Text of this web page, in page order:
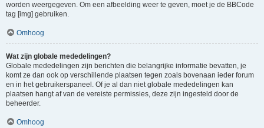
worden weergegeven. Om een afbeelding weer te geven, moet je de BBCode
tag [img] gebruiken.
Omhoog
Wat zijn globale mededelingen?
Globale mededelingen zijn berichten die belangrijke informatie bevatten, je
komt ze dan ook op verschillende plaatsen tegen zoals bovenaan ieder forum
en in het gebruikerspaneel. Of je al dan niet globale mededelingen kan
plaatsen hangt af van de vereiste permissies, deze zijn ingesteld door de
beheerder.
Omhoog